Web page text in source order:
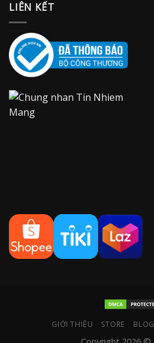
LIÊN KẾT
GIỚI THIỆU STORE BLOG